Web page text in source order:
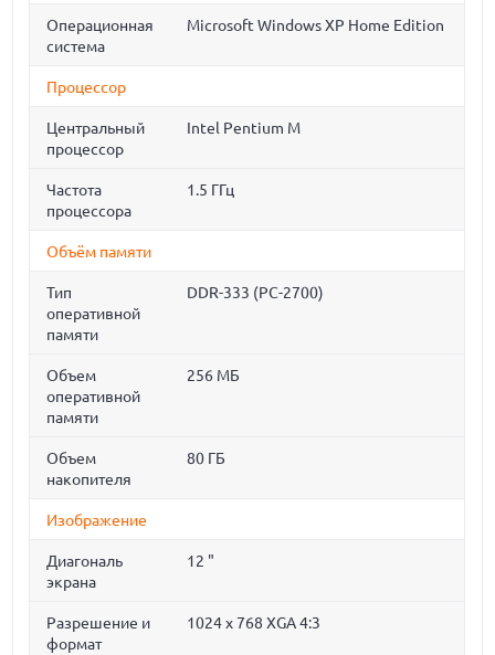
Операционная
система
Microsoft Windows XP Home Edition
Процессор
Центральный
процессор
Intel Pentium M
Частота
процессора
1.5 ГГц
Объём памяти
Тип
оперативной
памяти
DDR-333 (PC-2700)
Объем
оперативной
памяти
256 МБ
Объем
накопителя
80 ГБ
Изображение
Диагональ
экрана
12 "
Разрешение и
формат
1024 x 768 XGA 4:3